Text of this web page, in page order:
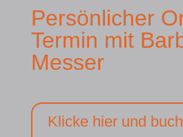
Persönlicher
Termin mit
Messer
Klicke hier und